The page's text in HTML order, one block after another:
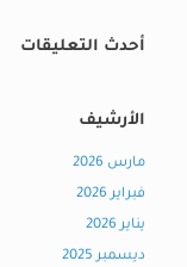
أحدث التعليقات
الأرشيف
مارس 2026
فبراير 2026
يناير 2026
ديسمبر 2025